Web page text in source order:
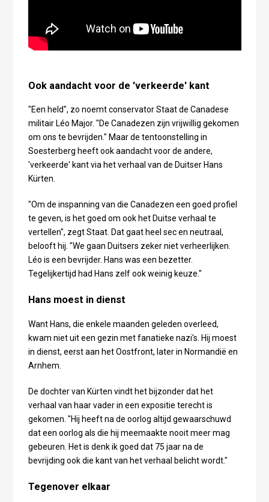
Ook aandacht voor de 'verkeerde' kant
"Een held", zo noemt conservator Staat de Canadese
militair Léo Major. "De Canadezen zijn vrijwillig gekomen
om ons te bevrijden." Maar de tentoonstelling in
Soesterberg heeft ook aandacht voor de andere,
'verkeerde' kant via het verhaal van de Duitser Hans
Kürten.
"Om de inspanning van die Canadezen een goed profiel
te geven, is het goed om ook het Duitse verhaal te
vertellen", zegt Staat. Dat gaat heel sec en neutraal,
belooft hij. "We gaan Duitsers zeker niet verheerlijken.
Léo is een bevrijder. Hans was een bezetter.
Tegelijkertijd had Hans zelf ook weinig keuze."
Hans moest in dienst
Want Hans, die enkele maanden geleden overleed,
kwam niet uit een gezin met fanatieke nazi's. Hij moest
in dienst, eerst aan het Oostfront, later in Normandië en
Arnhem.
De dochter van Kürten vindt het bijzonder dat het
verhaal van haar vader in een expositie terecht is
gekomen. "Hij heeft na de oorlog altijd gewaarschuwd
dat een oorlog als die hij meemaakte nooit meer mag
gebeuren. Het is denk ik goed dat 75 jaar na de
bevrijding ook die kant van het verhaal belicht wordt."
Tegenover elkaar